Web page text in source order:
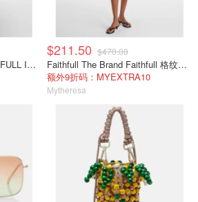
Faithfull The Brand FAITHFULL Isla 短款上衣 白色
$211.50 $470.00
Faithfull The Brand Faithfull 格纹棉府绸上衣
额外9折码：MYEXTRA10
Mytheresa